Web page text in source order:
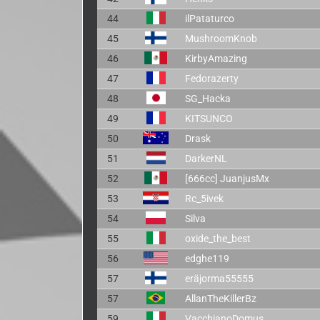
44
ilPataturco
45
MushroomKnob
46
KirbyAmazing
47
Fedorazerty
48
SG_Hacka
49
KITSUNCO
50
Drask
51
DarkerNL
52
[666cc] JuanjusMx
53
Rc_5ivek
54
Silva
55
oxide_the_best
56
edghe119
57
eräjorma55555
57
AllanTheKillerBz